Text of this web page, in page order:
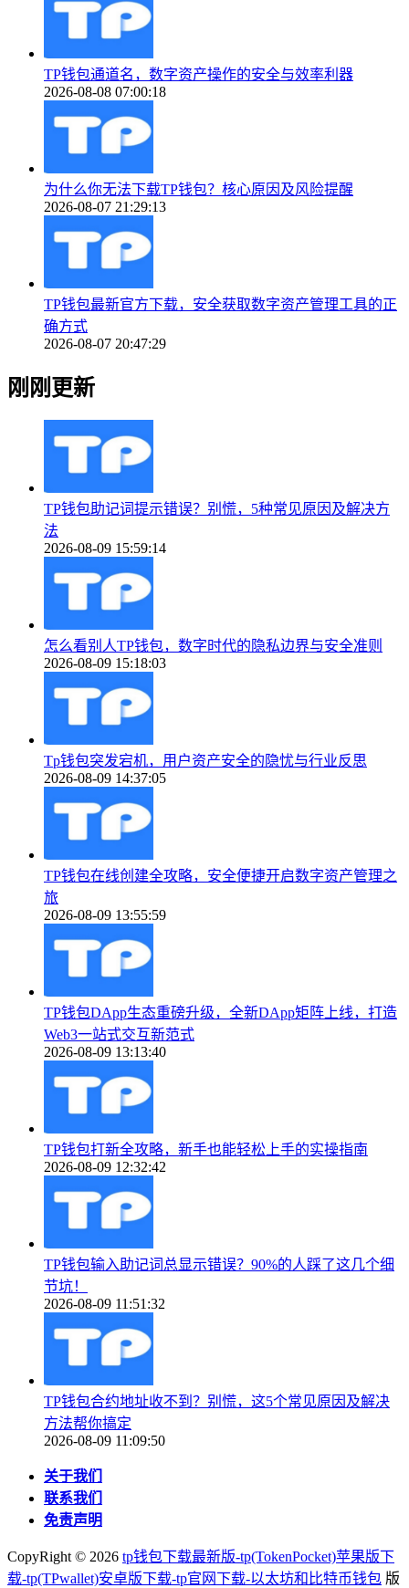
TP钱包通道名，数字资产操作的安全与效率利器
2026-08-08 07:00:18
为什么你无法下载TP钱包？核心原因及风险提醒
2026-08-07 21:29:13
TP钱包最新官方下载，安全获取数字资产管理工具的正
确方式
2026-08-07 20:47:29
刚刚更新
TP钱包助记词提示错误？别慌，5种常见原因及解决方
法
2026-08-09 15:59:14
怎么看别人TP钱包，数字时代的隐私边界与安全准则
2026-08-09 15:18:03
Tp钱包突发宕机，用户资产安全的隐忧与行业反思
2026-08-09 14:37:05
TP钱包在线创建全攻略，安全便捷开启数字资产管理之
旅
2026-08-09 13:55:59
TP钱包DApp生态重磅升级，全新DApp矩阵上线，打造
Web3一站式交互新范式
2026-08-09 13:13:40
TP钱包打新全攻略，新手也能轻松上手的实操指南
2026-08-09 12:32:42
TP钱包输入助记词总显示错误？90%的人踩了这几个细
节坑！
2026-08-09 11:51:32
TP钱包合约地址收不到？别慌，这5个常见原因及解决
方法帮你搞定
2026-08-09 11:09:50
关于我们
联系我们
免责声明
CopyRight © 2026 tp钱包下载最新版-tp(TokenPocket)苹果版下
载-tp(TPwallet)安卓版下载-tp官网下载-以太坊和比特币钱包 版